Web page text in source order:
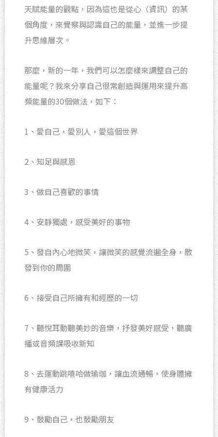
天賦能量的觀點，因為這也是從心（資訊）的某
個角度，來覺察與認識自己的能量，並進一步提
升思維層次。
那麼，新的一年，我們可以怎麼樣來調整自己的
能量呢？我來分享自己很常創造與運用來提升高
頻能量的30個做法，如下：
1、愛自己，愛別人，愛這個世界
2、知足與感恩
3、做自己喜歡的事情
4、安靜獨處，感受美好的事物
5、發自內心地微笑，讓微笑的感覺流遍全身，散
發到你的周圍
6、接受自己所擁有和經歷的一切
7、聽悅耳動聽美妙的音樂，抒發美好感受，聽廣
播或音頻課吸收新知
8、去運動跳嘻哈做瑜珈，讓血流通暢，使身體擁
有健康活力
9、鼓勵自己，也鼓勵朋友